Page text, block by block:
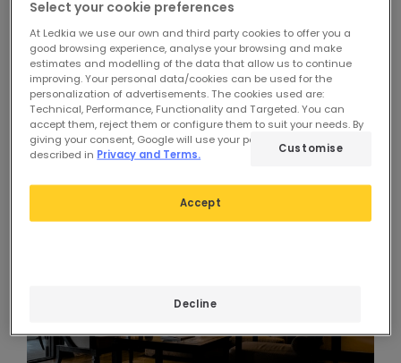
plannen van verlichting
Het eerste waarmee rekening moet worden
gehouden, zijn de afmetingen van de ruimte,
zowel de vierkante meters als de hoogte van het
plafond, en of het om een volledig open ruimte
gaat.
Select your cookie preferences
At Ledkia we use our own and third party cookies to offer you a
good browsing experience, analyse your browsing and make
estimates and modelling of the data that allow us to continue
improving. Your personal data/cookies can be used for the
personalization of advertisements. The cookies used are:
Technical, Performance, Functionality and Targeted. You can
accept them, reject them or configure them to suit your needs. By
giving your consent, Google will use your personal data as
described in Privacy and Terms. Customise
Decline
Accept